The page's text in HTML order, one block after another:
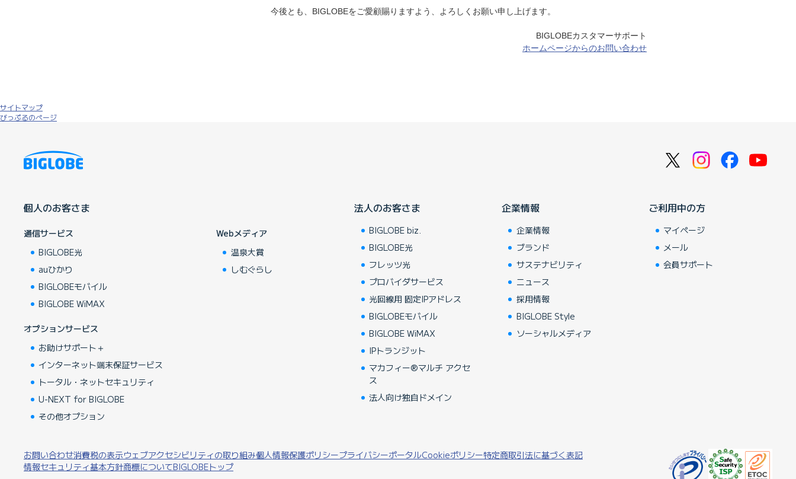
今後とも、BIGLOBEをご愛顧賜りますよう、よろしくお願い申し上げます。
BIGLOBEカスタマーサポート
ホームページからのお問い合わせ
サイトマップ
びっぷるのページ
個人のお客さま
通信サービス
BIGLOBE光
auひかり
BIGLOBEモバイル
BIGLOBE WiMAX
オプションサービス
お助けサポート＋
インターネット端末保証サービス
トータル・ネットセキュリティ
U-NEXT for BIGLOBE
その他オプション
Webメディア
温泉大賞
しむぐらし
法人のお客さま
BIGLOBE biz.
BIGLOBE光
フレッツ光
プロバイダサービス
光回線用 固定IPアドレス
BIGLOBEモバイル
BIGLOBE WiMAX
IPトランジット
マカフィー®マルチ アクセ
ス
法人向け独自ドメイン
企業情報
企業情報
ブランド
サステナビリティ
ニュース
採用情報
BIGLOBE Style
ソーシャルメディア
ご利用中の方
マイページ
メール
会員サポート
お問い合わせ消費税の表示ウェブアクセシビリティの取り組み個人情報保護ポリシープライバシーポータルCookieポリシー特定商取引法に基づく表記
情報セキュリティ基本方針商標についてBIGLOBEトップ